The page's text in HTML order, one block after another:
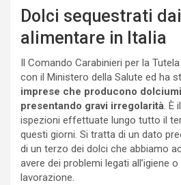
Dolci sequestrati
alimentare in Italia
Il Comando Carabinieri per la
con il Ministero della Salute ed ha
imprese che producono
presentando gravi irregolarità. È
ispezioni effettuate lungo tutto il
questi giorni. Si tratta di un dato
di un terzo dei dolci che abbiamo
avere dei problemi legati all’igiene
lavorazione.